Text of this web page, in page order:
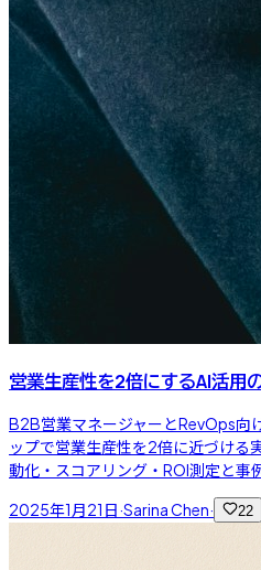
営業生産性を2倍にするAI活用
B2B営業マネージャーとRevOps向
ップで営業生産性を2倍に近づける
動化・スコアリング・ROI測定と事
2025年1月21日·Sarina Chen· 22